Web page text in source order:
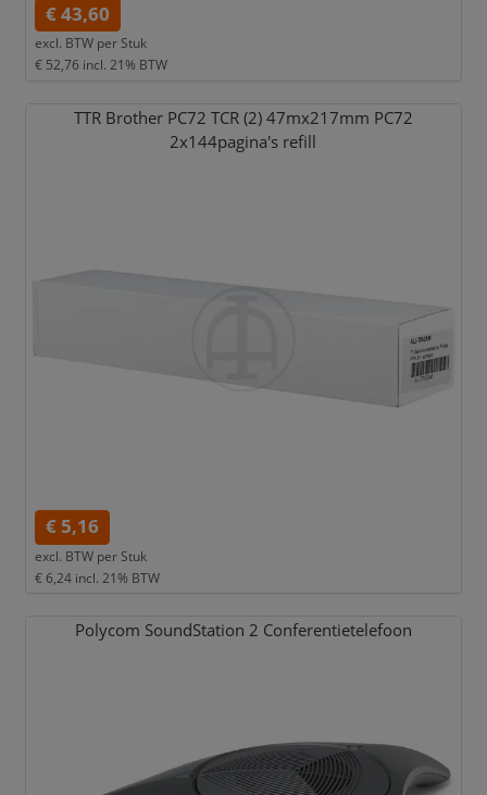
€ 43,60
excl. BTW per Stuk
€ 52,76 incl. 21% BTW
TTR Brother PC72 TCR (2) 47mx217mm PC72
2x144pagina's refill
€ 5,16
excl. BTW per Stuk
€ 6,24 incl. 21% BTW
Polycom SoundStation 2 Conferentietelefoon